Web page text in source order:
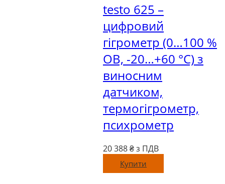
testo 625 –
цифровий
гігрометр (0…100 %
ОВ, -20…+60 °C) з
виносним
датчиком,
термогігрометр,
психрометр
20 388₴ з ПДВ
Купити